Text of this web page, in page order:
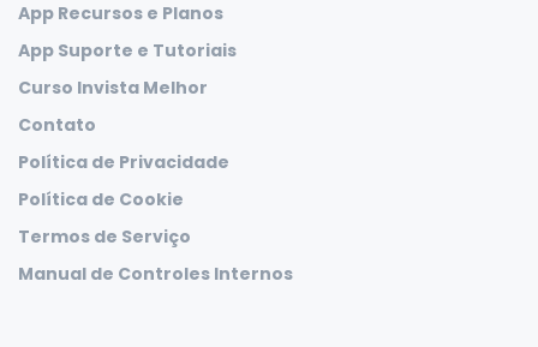
App Recursos e Planos
App Suporte e Tutoriais
Curso Invista Melhor
Contato
Política de Privacidade
Política de Cookie
Termos de Serviço
Manual de Controles Internos